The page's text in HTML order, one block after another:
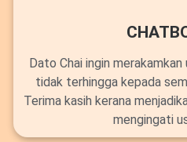
Dato Chai ingin
tidak terhingga kepada
Terima kasih kerana
mengingati